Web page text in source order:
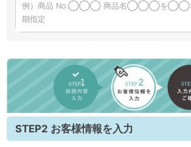
例）商品 No.◯◯◯ 商品名◯◯◯を◯◯本
期指定
STEP2 お客様情報を入力